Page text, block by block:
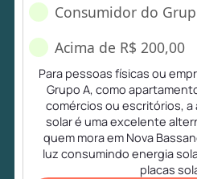
Consumidor do
Acima de R$ 200,00
Para pessoas físicas ou
Grupo A, como
comércios ou escritórios,
solar é uma excelente
quem mora em Nova
luz consumindo energia
placas